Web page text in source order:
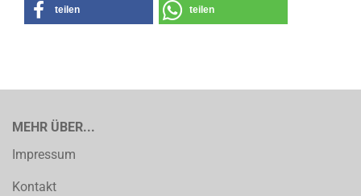
teilen teilen
MEHR ÜBER...
Impressum
Kontakt